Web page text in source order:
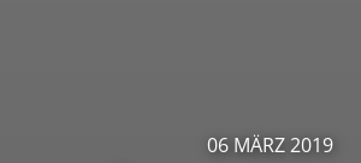
06 MÄRZ 2019